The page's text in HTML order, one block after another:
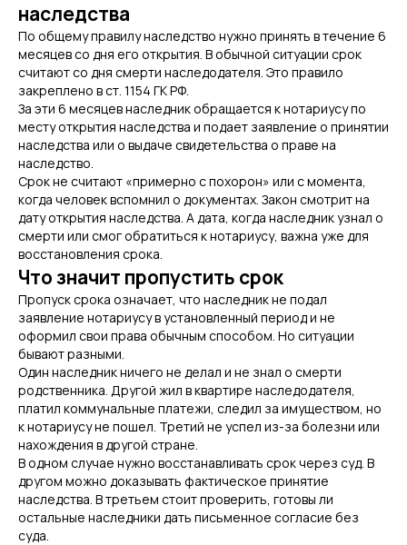
наследства
По общему правилу наследство нужно принять в течение 6
месяцев со дня его открытия. В обычной ситуации срок
считают со дня смерти наследодателя. Это правило
закреплено в ст. 1154 ГК РФ.
За эти 6 месяцев наследник обращается к нотариусу по
месту открытия наследства и подает заявление о принятии
наследства или о выдаче свидетельства о праве на
наследство.
Срок не считают «примерно с похорон» или с момента,
когда человек вспомнил о документах. Закон смотрит на
дату открытия наследства. А дата, когда наследник узнал о
смерти или смог обратиться к нотариусу, важна уже для
восстановления срока.
Что значит пропустить срок
Пропуск срока означает, что наследник не подал
заявление нотариусу в установленный период и не
оформил свои права обычным способом. Но ситуации
бывают разными.
Один наследник ничего не делал и не знал о смерти
родственника. Другой жил в квартире наследодателя,
платил коммунальные платежи, следил за имуществом, но
к нотариусу не пошел. Третий не успел из-за болезни или
нахождения в другой стране.
В одном случае нужно восстанавливать срок через суд. В
другом можно доказывать фактическое принятие
наследства. В третьем стоит проверить, готовы ли
остальные наследники дать письменное согласие без
суда.